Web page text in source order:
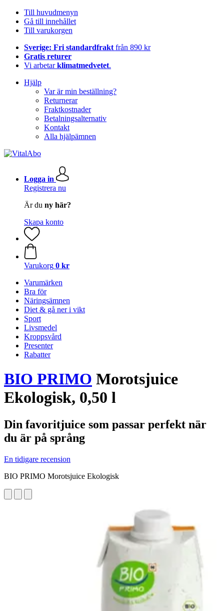
Till huvudmenyn
Gå till innehållet
Till varukorgen
Sverige: Fri standardfrakt från 890 kr
Gratis returer
Vi arbetarklimatmedvetet.
Hjälp
Var är min beställning?
Returnerar
Fraktkostnader
Betalningsalternativ
Kontakt
Alla hjälpämnen
Logga in
Registrera nu
Är du ny här?
Skapa konto
Varukorg 0 kr
Varumärken
Bra för
Näringsämnen
Diet & gå ner i vikt
Sport
Livsmedel
Kroppsvård
Presenter
Rabatter
BIO PRIMO Morotsjuice
Ekologisk, 0,50 l
Din favoritjuice som passar perfekt när
du är på språng
En tidigare recension
BIO PRIMO Morotsjuice Ekologisk